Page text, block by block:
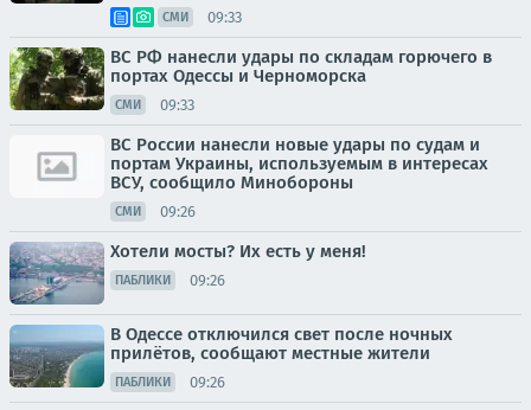
СМИ 09:33
ВС РФ нанесли удары по складам горючего в
портах Одессы и Черноморска
СМИ 09:33
ВС России нанесли новые удары по судам и
портам Украины, используемым в интересах
ВСУ, сообщило Минобороны
СМИ 09:26
Хотели мосты? Их есть у меня!
ПАБЛИКИ 09:26
В Одессе отключился свет после ночных
прилётов, сообщают местные жители
ПАБЛИКИ 09:26